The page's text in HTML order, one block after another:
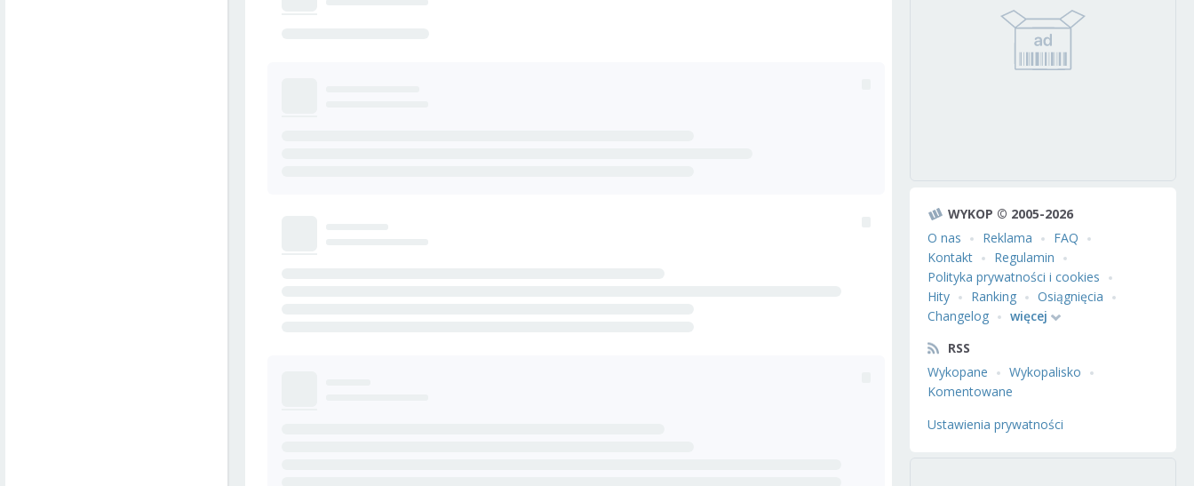
WYKOP © 2005-2026
O nas
Reklama
FAQ
Kontakt
Regulamin
Polityka prywatności i cookies
Hity
Ranking
Osiągnięcia
Changelog
więcej
RSS
Wykopane
Wykopalisko
Komentowane
Ustawienia prywatności